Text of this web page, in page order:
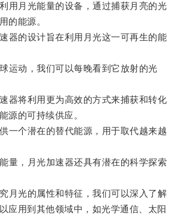
月光能量的设备，通过捕获月亮的光
的能源。
的设计旨在利用月光这一可再生的能
动，我们可以每晚看到它放射的光
将利用更为高效的方式来捕获和转化
源的可持续供应。
个潜在的替代能源，用于取代越来越
，月光加速器还具有潜在的科学探索
光的属性和特征，我们可以深入了解
应用到其他领域中，如光学通信、太阳